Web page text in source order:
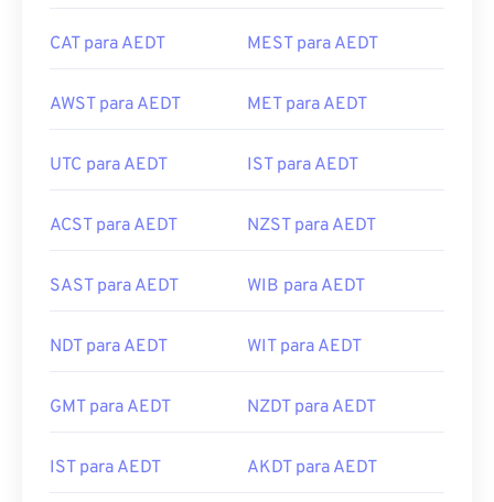
CAT para AEDT MEST para AEDT
AWST para AEDT MET para AEDT
UTC para AEDT IST para AEDT
ACST para AEDT NZST para AEDT
SAST para AEDT WIB para AEDT
NDT para AEDT WIT para AEDT
GMT para AEDT NZDT para AEDT
IST para AEDT AKDT para AEDT